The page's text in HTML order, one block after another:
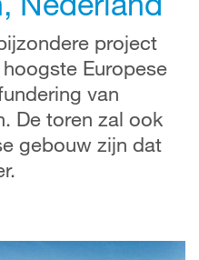
project
Europese
van
De toren zal ook
gebouw zijn dat